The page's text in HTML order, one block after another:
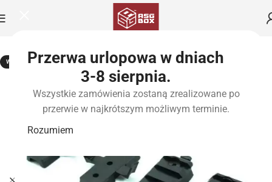
Przerwa urlopowa w dniach
3-8 sierpnia.
Wszystkie zamówienia zostaną zrealizowane po
przerwie w najkrótszym możliwym terminie.
Rozumiem
WYPRZEDANE